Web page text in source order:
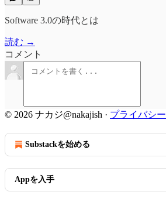
Software 3.0の時代とは
読む →
コメント
© 2026 ナカジ@nakajish · プライバシー
Substackを始める
Appを入手